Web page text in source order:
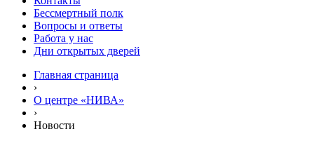
Бессмертный полк
Вопросы и ответы
Работа у нас
Дни открытых дверей
Главная страница
›
О центре «НИВА»
›
Новости